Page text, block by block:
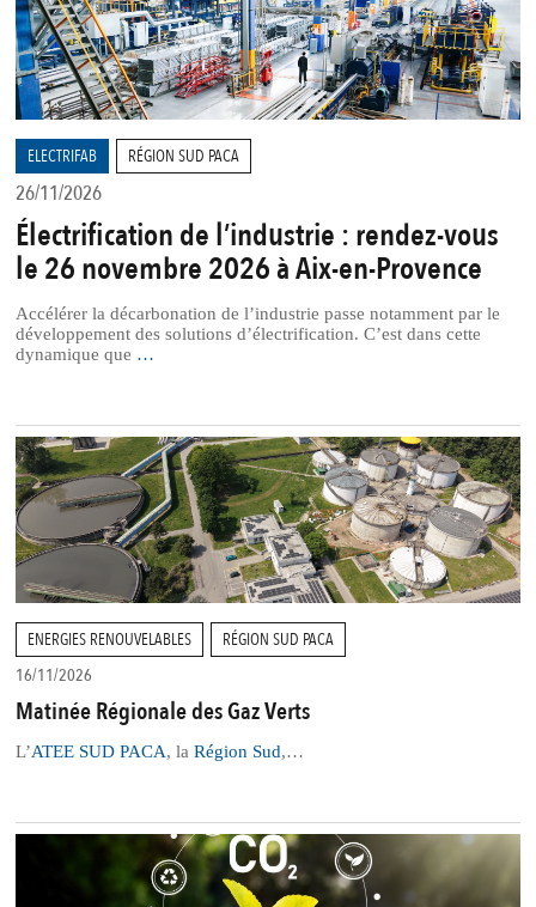
ELECTRIFAB RÉGION SUD PACA
26/11/2026
Électrification de l’industrie : rendez-vous
le 26 novembre 2026 à Aix-en-Provence
Accélérer la décarbonation de l’industrie passe notamment par le
développement des solutions d’électrification. C’est dans cette
dynamique que …
ENERGIES RENOUVELABLES
RÉGION SUD PACA
16/11/2026
Matinée Régionale des Gaz Verts
L’ATEE SUD PACA, la Région Sud,…